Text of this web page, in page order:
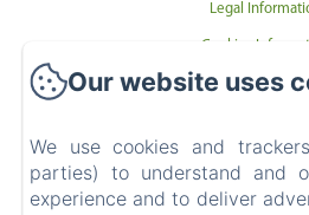
Legal
Cookies
EN
FR
Powered using
Our website uses
We use cookies and
parties) to understand and
experience and to deliver